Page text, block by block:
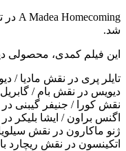
شد.
این فیلم کمدی، محصولی
تایلر پری در نقش مادیا /
دیویس در نقش بام /
نقش کورا / جنیفر گیبنی
اگنس براون / ایشا بلیکر
ژنو ماکارون در نقش
اتکینسون در نقش ریچارد